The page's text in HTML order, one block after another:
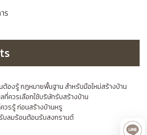
ร
ต้องรู้ กฎหมายพื้นฐาน สำหรับมือใหม่สร้างบ้าน
ที่ควรเลือกใช้บริษัทรับสร้างบ้าน
วรรู้ ก่อนสร้างบ้านหรู
บลมร้อนต้อนรับสงกรานต์